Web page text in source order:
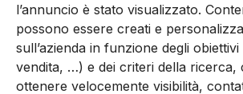
l’annun­cio è stato visualizzato.
possono essere creati e
sull’azienda in funzione degli
vendita, …) e dei criteri del­la ricerca,
ottenere velocemente vi­sibilità,